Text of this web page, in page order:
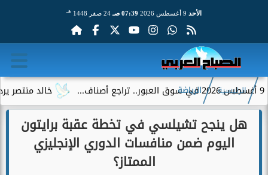
الأحد 07:39 صـ 24 صفر 1448 هـ
خالد منتصر يرد على الرئيسية الرياضة
هل ينجح تشيلسي في تخطة عقبة برايتون
اليوم ضمن منافسات الدوري الإنجليزي
الممتاز؟